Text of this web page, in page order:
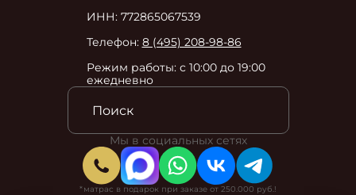
ИНН: 772865067539
Телефон: 8 (495) 208-98-86
Режим работы: с 10:00 до 19:00
ежедневно
Мы в социальных сетях
*матрас в подарок при заказе от 250.000 руб.!